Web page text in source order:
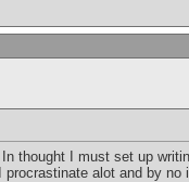
thought I must set up
alot and by no